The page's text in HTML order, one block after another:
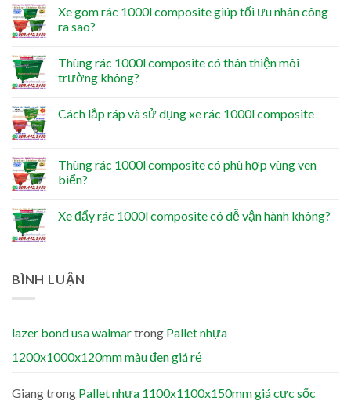
Xe gom rác 1000l composite giúp tối ưu nhân công
ra sao?
Thùng rác 1000l composite có thân thiện môi
trường không?
Cách lắp ráp và sử dụng xe rác 1000l composite
Thùng rác 1000l composite có phù hợp vùng ven
biển?
Xe đẩy rác 1000l composite có dễ vận hành không?
BÌNH LUẬN
lazer bond usa walmartrong Pallet nhựa
1200x1000x120mm màu đen giá rẻ
Giangtrong Pallet nhựa 1100x1100x150mm giá cực sốc